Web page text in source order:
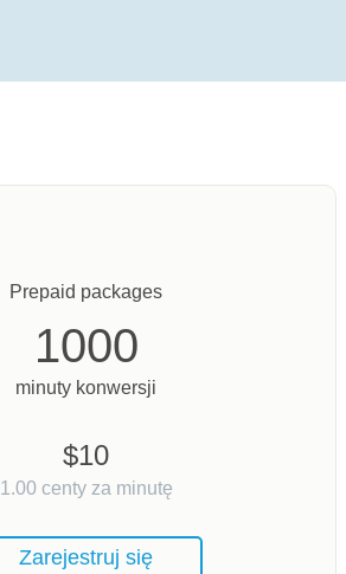
Prepaid packages
1000
minuty konwersji
$10
1.00 centy za minutę
Zarejestruj się